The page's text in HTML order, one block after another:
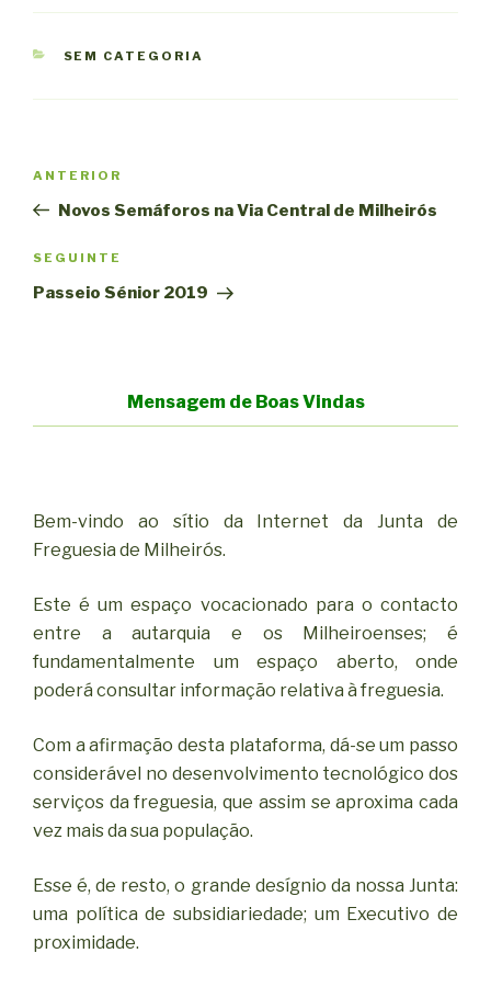
CATEGORIAS
SEM CATEGORIA
artigos
Conteúdo
anterior
ANTERIOR
Novos Semáforos na Via Central de Milheirós
Conteúdo
seguinte
SEGUINTE
Passeio Sénior 2019
Mensagem de Boas Vindas
Bem-vindo ao sítio da Internet da Junta de
Freguesia de Milheirós.
Este é um espaço vocacionado para o contacto
entre a autarquia e os Milheiroenses; é
fundamentalmente um espaço aberto, onde
poderá consultar informação relativa à freguesia.
Com a afirmação desta plataforma, dá-se um passo
considerável no desenvolvimento tecnológico dos
serviços da freguesia, que assim se aproxima cada
vez mais da sua população.
Esse é, de resto, o grande desígnio da nossa Junta:
uma política de subsidiariedade; um Executivo de
proximidade.